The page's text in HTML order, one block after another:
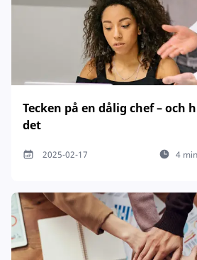
Tecken på en dålig chef – och
det
2025-02-17 4 min